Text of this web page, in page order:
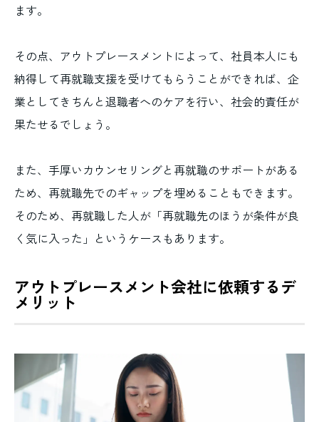
ます。
その点、アウトプレースメントによって、社員本人にも
納得して再就職支援を受けてもらうことができれば、企
業としてきちんと退職者へのケアを行い、社会的責任が
果たせるでしょう。
また、手厚いカウンセリングと再就職のサポートがある
ため、再就職先でのギャップを埋めることもできます。
そのため、再就職した人が「再就職先のほうが条件が良
く気に入った」というケースもあります。
アウトプレースメント会社に依頼するデ
メリット